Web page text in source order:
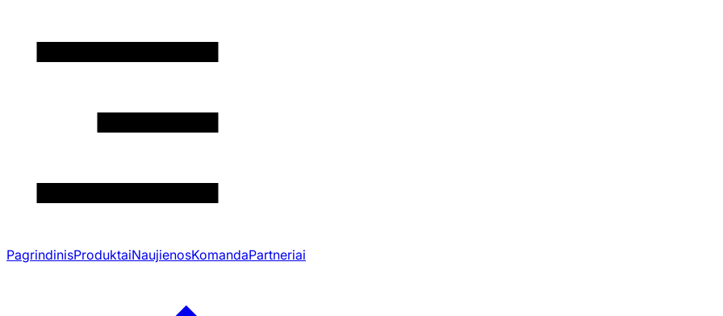
PagrindinisProduktaiNaujienosKomandaPartneriai